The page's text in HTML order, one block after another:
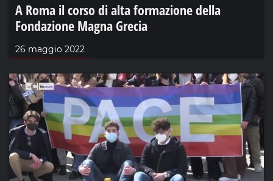
A Roma il corso di alta formazione della
Fondazione Magna Grecia
26 maggio 2022